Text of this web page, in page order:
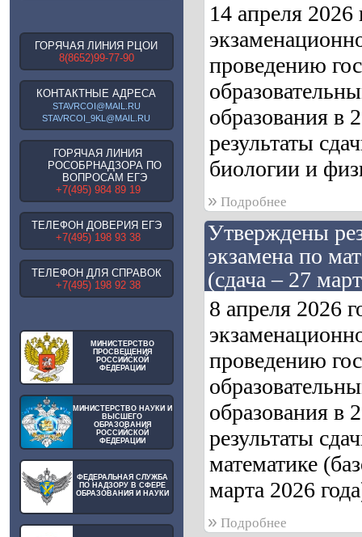
ГОРЯЧАЯ ЛИНИЯ РЦОИ
8(8652)99-77-90
КОНТАКТНЫЕ АДРЕСА
STAVRCOI@MAIL.RU
STAVRCOI_9KL@MAIL.RU
ГОРЯЧАЯ ЛИНИЯ
РОСОБРНАДЗОРА ПО
ВОПРОСАМ ЕГЭ
+7(495) 984 89 19
ТЕЛЕФОН ДОВЕРИЯ ЕГЭ
+7(495) 198 93 38
ТЕЛЕФОН ДЛЯ СПРАВОК
+7(495) 198 92 38
МИНИСТЕРСТВО
ПРОСВЕЩЕНИЯ
РОССИЙСКОЙ
ФЕДЕРАЦИИ
МИНИСТЕРСТВО НАУКИ И
ВЫСШЕГО
ОБРАЗОВАНИЯ
РОССИЙСКОЙ
ФЕДЕРАЦИИ
ФЕДЕРАЛЬНАЯ СЛУЖБА
ПО НАДЗОРУ В СФЕРЕ
ОБРАЗОВАНИЯ И НАУКИ
14 апреля 2026
проведению
образования в
результаты
биологии и
»Подробнее
Утверждены
экзамена по
(сдача – 27
8 апреля 2026
проведению
образования в
результаты
математике
марта 2026
»Подробнее